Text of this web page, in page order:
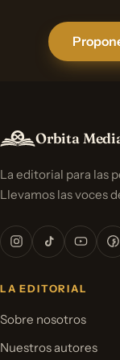
Orbita
La editorial para las
Llevamos las voces
LA EDITORIAL
Sobre nosotros
Nuestros autores